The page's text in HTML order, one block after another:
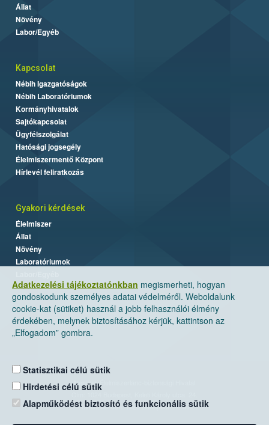
Adatkezelési tájékoztatónkban megismerheti, hogyan
gondoskodunk személyes adatai védelméről. Weboldalunk
cookie-kat (sütiket) használ a jobb felhasználói élmény
érdekében, melynek biztosításához kérjük, kattintson az
„Elfogadom” gombra.
Statisztikai célú sütik
Hirdetési célú sütik
Alapműködést biztosító és funkcionális sütik
Állat
Növény
Labor/Egyéb
Kapcsolat
Nébih Igazgatóságok
Nébih Laboratóriumok
Kormányhivatalok
Sajtókapcsolat
Ügyfélszolgálat
Hatósági jogsegély
Élelmiszermentő Központ
Hírlevél feliratkozás
Gyakori kérdések
Élelmiszer
Állat
Növény
Laboratóriumok
Nemzeti Élelmiszerlánc-biztonsági Hivatal
Levelezési cím: 1525 Budapest. Pf. 30.